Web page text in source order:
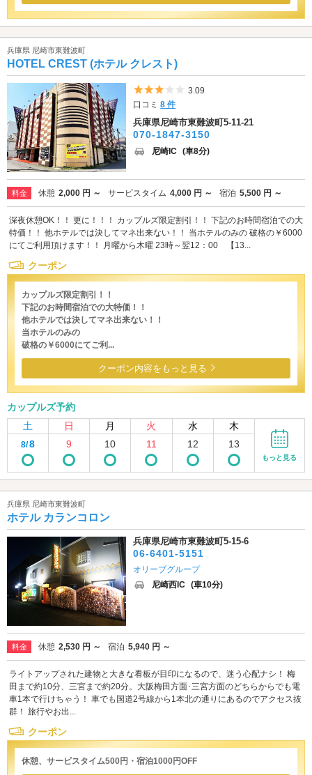
兵庫県 尼崎市東難波町
HOTEL CREST (ホテル クレスト)
5つ星のうち3
3.09
口コミ8 件
兵庫県尼崎市東難波町5-11-21
070-1847-3150
尼崎IC (車8分)
料金 休憩 2,000 円 ～ サービスタイム 4,000 円 ～ 宿泊 5,500 円 ～
深夜休憩OK！！ 更に！！！ カップルズ限定割引！！ 下記のお時間宿泊での大
特価！！ 他ホテルでは決してマネ出来ない！！ 当ホテルのみの 破格の￥6000
にてご利用頂けます！！ 月曜から木曜 23時～翌12：00 【13...
クーポン
カップルズ限定割引！！
下記のお時間宿泊での大特価！！
他ホテルでは決してマネ出来ない！！
当ホテルのみの
破格の￥6000にてご利...
クーポン内容をもっと見る
カップルズ予約
土
日 月 火 水 木
8/8 9 10 11 12 13
もっと見る
兵庫県 尼崎市東難波町
ホテル カランコロン
兵庫県尼崎市東難波町5-15-6
06-6401-5151
オリーブグループ
尼崎西IC (車10分)
料金 休憩 2,530 円 ～ 宿泊 5,940 円 ～
ライトアップされた建物と大きな看板が目印になるので、迷う心配ナシ！ 梅
田まで約10分、三宮まで約20分。大阪梅田方面･三宮方面のどちらからでも電
車1本で行けちゃう！ 車でも国道2号線から1本北の通りにあるのでアクセス抜
群！ 旅行やお出...
クーポン
休憩、サービスタイム500円・宿泊1000円OFF